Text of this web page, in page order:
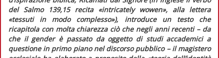
del Salmo 139,15 recita «intricately wowen», alla lettera
«tessuti in modo complesso»), introduce un testo che
ricapitola con molta chiarezza ciò che negli anni recenti – da
che ilgender è passato da oggetto di studi accademici a
questione in primo piano nel discorso pubblico – il magistero